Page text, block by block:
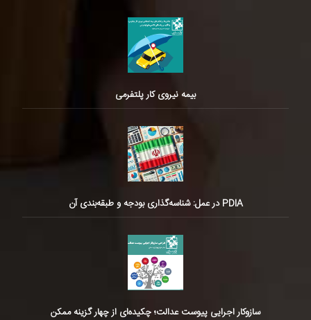
بیمه نیروی کار پلتفرمی
PDIA در عمل: شناسه‌گذاری بودجه و طبقه‌بندی آن
سازوکار اجرایی پیوست عدالت؛ چکیده‌ای از چهار گزینه ممکن